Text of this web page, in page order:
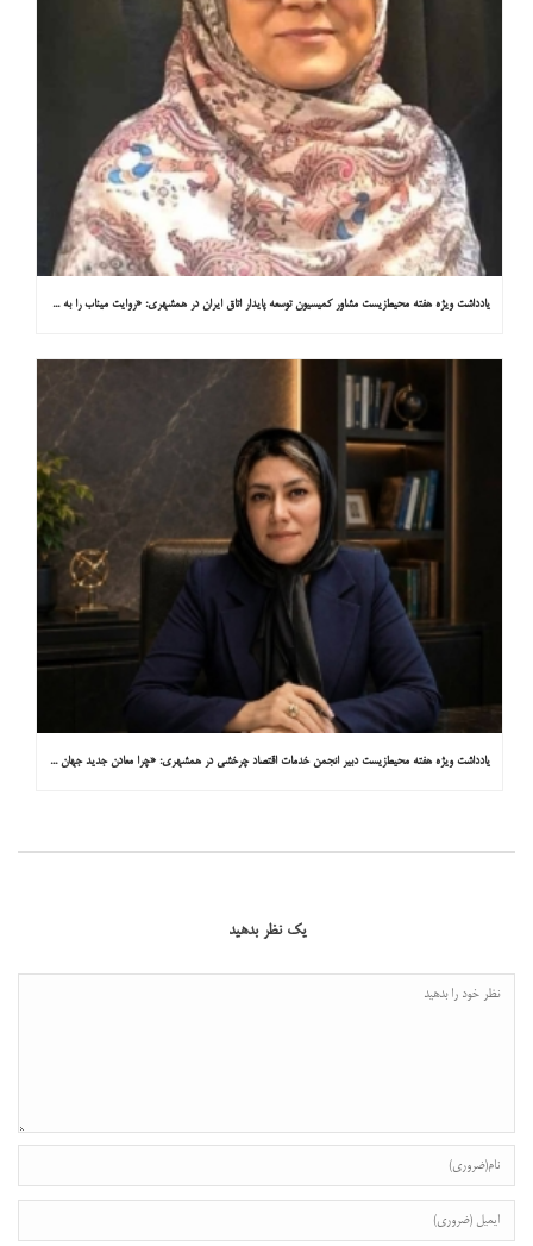
یادداشت ویژه هفته محیط‌زیست مشاور کمیسیون توسعه پایدار اتاق ایران در همشهری: «روایت میناب را به کاپ ۳۱ ببریم»
یادداشت ویژه هفته محیط‌زیست دبیر انجمن خدمات اقتصاد چرخشی در همشهری: «چرا معادن جدید جهان زیر زمین نیستند؟»
یک نظر بدهید